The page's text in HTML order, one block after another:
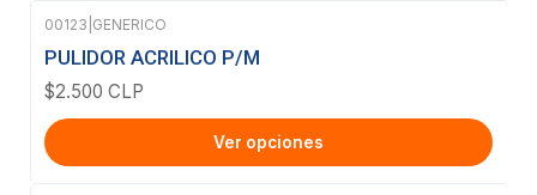
00123 GENERICO
PULIDOR ACRILICO P/M
$2.500 CLP
Ver opciones